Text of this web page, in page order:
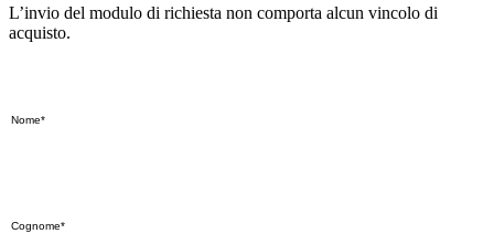
L’invio del modulo di richiesta non comporta alcun vincolo di
acquisto.